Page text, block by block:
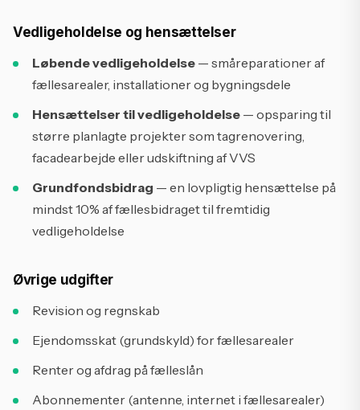
Vedligeholdelse og hensættelser
Løbende vedligeholdelse — småreparationer af
fællesarealer, installationer og bygningsdele
Hensættelser til vedligeholdelse — opsparing til
større planlagte projekter som tagrenovering,
facadearbejde eller udskiftning af VVS
Grundfondsbidrag — en lovpligtig hensættelse på
mindst 10% af fællesbidraget til fremtidig
vedligeholdelse
Øvrige udgifter
Revision og regnskab
Ejendomsskat (grundskyld) for fællesarealer
Renter og afdrag på fælleslån
Abonnementer (antenne, internet i fællesarealer)